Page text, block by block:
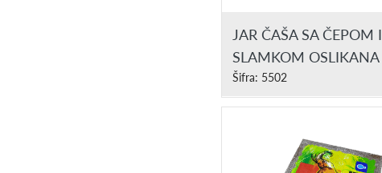
JAR ČAŠA SA ČEPOM I
SLAMKOM OSLIKANA
Šifra: 5502